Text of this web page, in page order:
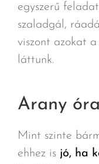
egyszerű
szaladgál,
viszont azokat
láttunk.
Arany óra
Mint szinte
ehhez is jó, ha